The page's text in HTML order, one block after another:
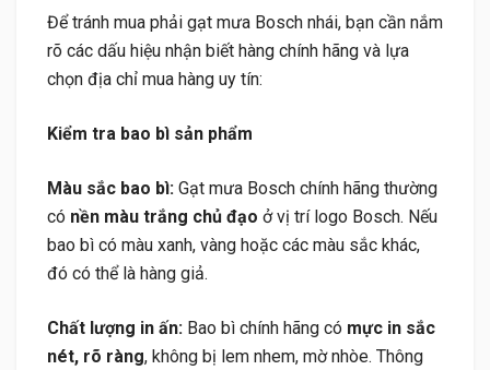
Để tránh mua phải gạt mưa Bosch nhái, bạn cần nắm
rõ các dấu hiệu nhận biết hàng chính hãng và lựa
chọn địa chỉ mua hàng uy tín:
Kiểm tra bao bì sản phẩm
Màu sắc bao bì: Gạt mưa Bosch chính hãng thường
có nền màu trắng chủ đạo ở vị trí logo Bosch. Nếu
bao bì có màu xanh, vàng hoặc các màu sắc khác,
đó có thể là hàng giả.
Chất lượng in ấn: Bao bì chính hãng có mực in sắc
nét, rõ ràng, không bị lem nhem, mờ nhòe. Thông